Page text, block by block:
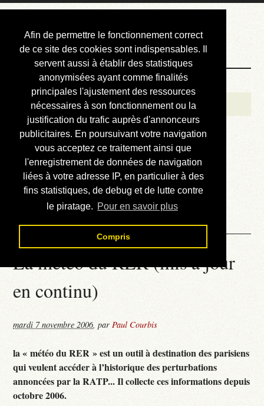
Afin de permettre le fonctionnement correct
de ce site des cookies sont indispensables. Il
servent aussi à établir des statistiques
anonymisées ayant comme finalités
principales l'ajustement des ressources
nécessaires à son fonctionnement ou la
justification du trafic auprès d'annonceurs
publicitaires. En poursuivant votre navigation
vous acceptez ce traitement ainsi que
l'enregistrement de données de navigation
liées à votre adresse IP, en particulier à des
fins statistiques, de debug et de lutte contre
le piratage. Pour en savoir plus
Compris
Courbis, « LE »
Blog Officiel
Bienvenue
Réalisations
Divers (et d’été)
Annonces
Liens externes
Téléchargement
Contact
La météo du RER (mis à jour
en continu)
mardi 7 novembre 2006,parPaul Courbis
la « météo du RER » est un outil à destination des parisiens
qui veulent accéder à l’historique des perturbations
annoncées par la RATP... Il collecte ces informations depuis
octobre 2006.